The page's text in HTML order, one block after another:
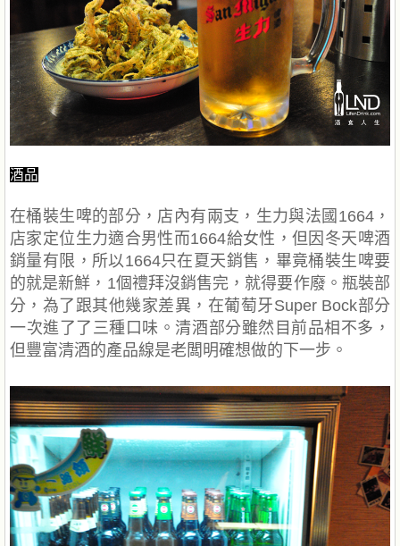
酒品
在桶裝生啤的部分，店內有兩支，生力與法國1664，
店家定位生力適合男性而1664給女性，但因冬天啤酒
銷量有限，所以1664只在夏天銷售，畢竟桶裝生啤要
的就是新鮮，1個禮拜沒銷售完，就得要作廢。瓶裝部
分，為了跟其他幾家差異，在葡萄牙Super Bock部分
一次進了了三種口味。清酒部分雖然目前品相不多，
但豐富清酒的產品線是老闆明確想做的下一步。